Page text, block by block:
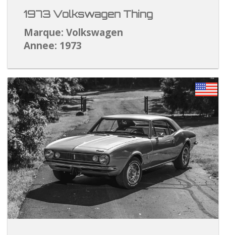
1973 Volkswagen Thing
Marque: Volkswagen
Annee: 1973